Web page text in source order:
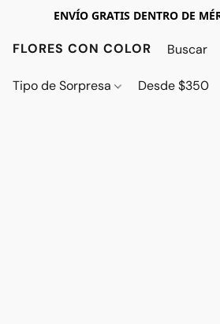
ENVÍO GRATIS DENTRO DE
FLORES CON COLOR
Tipo de Sorpresa Desde $350